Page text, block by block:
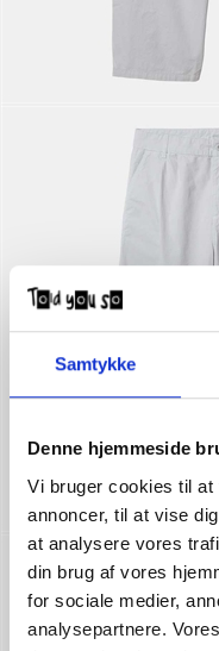
Samtykke
Denne hjemmeside
Vi bruger cookies til
annoncer, til at vise
at analysere vores
din brug af vores
for sociale medier,
analysepartnere.